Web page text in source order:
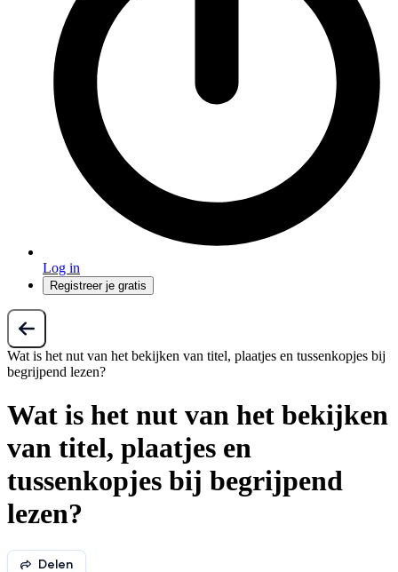
Log in
Registreer je gratis
Wat is het nut van het bekijken van titel, plaatjes en tussenkopjes bij
begrijpend lezen?
Wat is het nut van het bekijken
van titel, plaatjes en
tussenkopjes bij begrijpend
lezen?
Delen